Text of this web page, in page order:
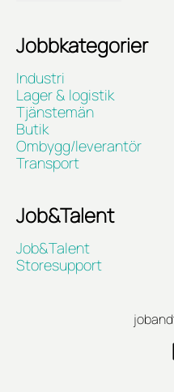
Jobbkategorier
Industri
Lager & logistik
Tjänstemän
Butik
Ombygg/leverantör
Transport
Job&Talent
Job&Talent
Storesupport